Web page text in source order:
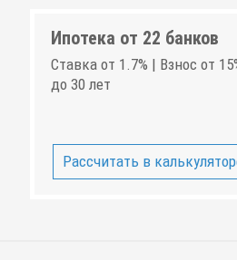
Ипотека от 22 банков
Ставка от 1.7% | Взнос от
до 30 лет
Рассчитать в калькуляторе